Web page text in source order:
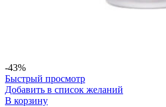
-43%
Быстрый просмотр
Добавить в список желаний
В корзину